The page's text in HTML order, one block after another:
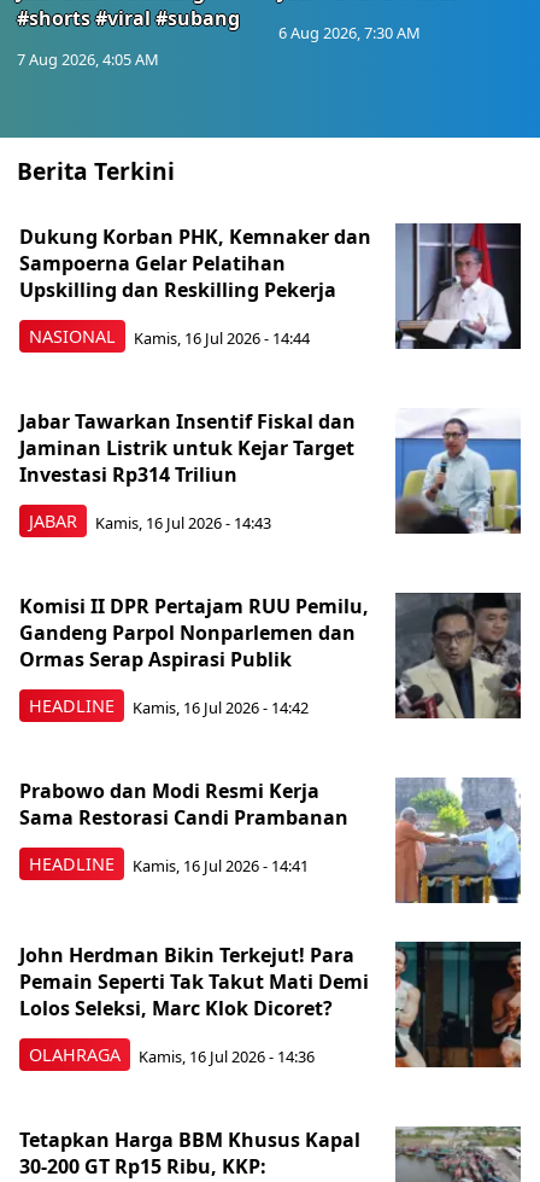
#shorts #viral #subang
7 Aug 2026, 4:05 AM
6 Aug 2026, 7:30 AM
Berita Terkini
NASIONAL
Dukung Korban PHK, Kemnaker dan
Sampoerna Gelar Pelatihan
Upskilling dan Reskilling Pekerja
Kamis, 16 Jul 2026 - 14:44
JABAR
Jabar Tawarkan Insentif Fiskal dan
Jaminan Listrik untuk Kejar Target
Investasi Rp314 Triliun
Kamis, 16 Jul 2026 - 14:43
HEADLINE
Komisi II DPR Pertajam RUU Pemilu,
Gandeng Parpol Nonparlemen dan
Ormas Serap Aspirasi Publik
Kamis, 16 Jul 2026 - 14:42
HEADLINE
Prabowo dan Modi Resmi Kerja
Sama Restorasi Candi Prambanan
Kamis, 16 Jul 2026 - 14:41
OLAHRAGA
John Herdman Bikin Terkejut! Para
Pemain Seperti Tak Takut Mati Demi
Lolos Seleksi, Marc Klok Dicoret?
Kamis, 16 Jul 2026 - 14:36
Tetapkan Harga BBM Khusus Kapal
30-200 GT Rp15 Ribu, KKP: